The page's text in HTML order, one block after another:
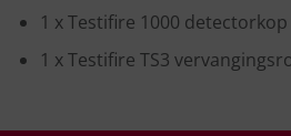
1 x Testifire 1000 detectorkop
1 x Testifire TS3